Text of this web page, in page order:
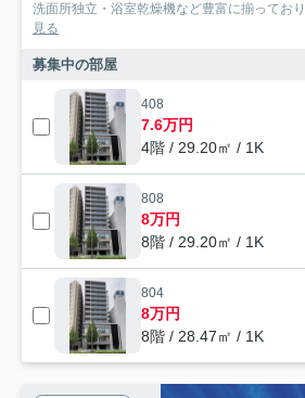
洗面所独立・浴室乾燥機など豊富に揃ってお
見る
募集中の部屋
408
7.6万円
4階 / 29.20㎡ / 1K
808
8万円
8階 / 29.20㎡ / 1K
804
8万円
8階 / 28.47㎡ / 1K